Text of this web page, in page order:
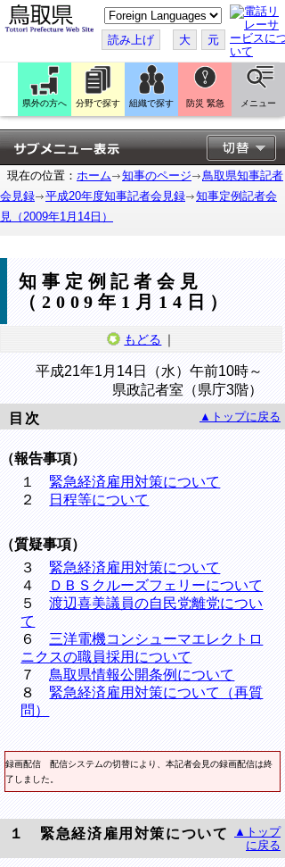
こ
の
ペ
ー
ジ
翻
訳
す
る
読み上げ 大 元
県外の方へ 分野で探す 組織で探す 防災 緊急 メニュー
現在の位置： ホーム 知事のページ
鳥取県知事記者
会見録
平成20年度知事記者会見録
知事定例記者会
見（2009年1月14日）
知事定例記者会見
（2009年1月14日）
もどる ｜
平成21年1月14日（水）午前10時～
県政記者室（県庁3階）
目次
▲トップに戻る
（報告事項）
１ 緊急経済雇用対策について
２
日程等について
（質疑事項）
３ 緊急経済雇用対策について
４
ＤＢＳクルーズフェリーについて
５渡辺喜美議員の自民党離党につい
て
６ 三洋電機コンシューマエレクトロ
ニクスの職員採用について
７ 鳥取県情報公開条例について
８ 緊急経済雇用対策について（再質
問）
録画配信 配信システムの切替により、本記者会見の録画配信は終
了しました。
１ 緊急経済雇用対策について
▲トップ
に戻る